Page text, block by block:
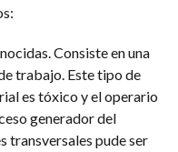
Consiste en una
trabajo. Este tipo de
es tóxico y el operario
generador del
transversales pude ser